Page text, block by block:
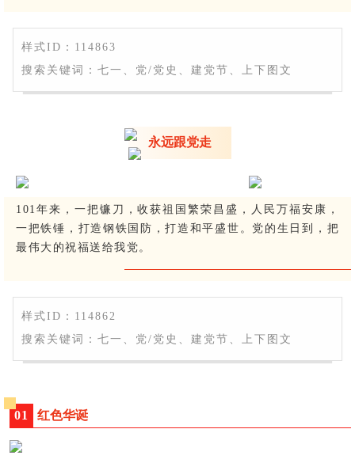
样式ID：114863
搜索关键词：七一、党/党史、建党节、上下图文
永远跟党走
101年来，一把镰刀，收获祖国繁荣昌盛，人民万福安康，
一把铁锤，打造钢铁国防，打造和平盛世。党的生日到，把
最伟大的祝福送给我党。
样式ID：114862
搜索关键词：七一、党/党史、建党节、上下图文
01 红色华诞